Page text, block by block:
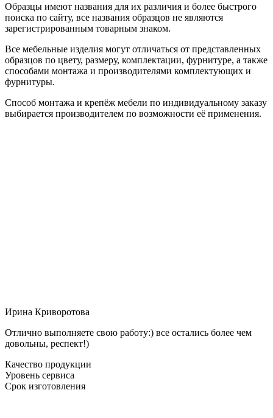
Образцы имеют названия для их различия и более быстрого
поиска по сайту, все названия образцов не являются
зарегистрированным товарным знаком.
Все мебельные изделия могут отличаться от представленных
образцов по цвету, размеру, комплектации, фурнитуре, а также
способами монтажа и производителями комплектующих и
фурнитуры.
Способ монтажа и крепёж мебели по индивидуальному заказу
выбирается производителем по возможности её применения.
Ирина Криворотова
Отлично выполняете свою работу:) все остались более чем
довольны, респект!)
Качество продукции
Уровень сервиса
Срок изготовления